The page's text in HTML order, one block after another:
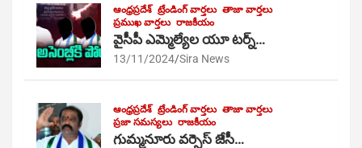
ఆంధ్రప్రదేశ్ ట్రేండింగ్ వార్తలు తాజా వార్తలు
ప్రముఖ వార్తలు రాజకీయం
వైసీపీ ఎమ్మెల్యేల యూ టర్న్…
13/11/2024 Sira News
ఆంధ్రప్రదేశ్ ట్రేండింగ్ వార్తలు తాజా వార్తలు
ప్రజా సమస్యలు రాజకీయం
గుమ్మనూరు వర్సెస్ జేసీ…